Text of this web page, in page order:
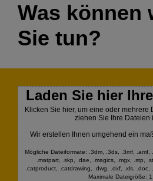
Was können
Sie tun?
Laden Sie hier
Klicken Sie hier, um eine oder
ziehen Sie Ihre Dateien
Wir erstellen Ihnen umgehend ein
Mögliche Dateiformate: .3dm, .3ds, .3mf,
.matpart, .skp, .dae, .magics, .mgx, .stp,
.catproduct, .catdrawing, .dwg, .dxf, .xls,
Maximale Dateigröße: